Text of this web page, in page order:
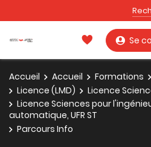
Se
Accueil Accueil Formations
Licence (LMD)
Licence
Licence Sciences pour
automatique, UFR ST
Parcours Info